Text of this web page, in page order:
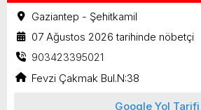
Gaziantep - Şehitkamil
07 Ağustos 2026 tarihinde nöbetçi
903423395021
Fevzi Çakmak Bul.N:38
Google Yol Tarifi